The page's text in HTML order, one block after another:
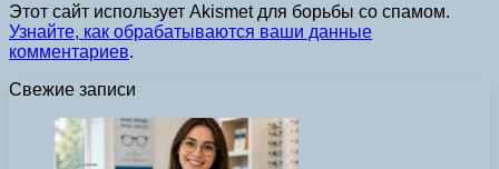
Этот сайт использует Akismet для борьбы со спамом.
Узнайте, как обрабатываются ваши данные
комментариев.
Свежие записи